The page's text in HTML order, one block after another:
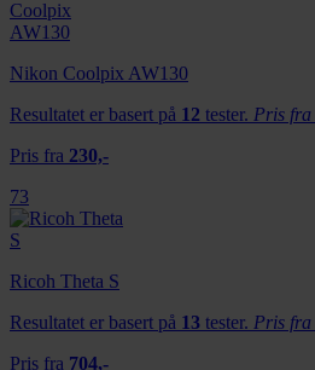
Nikon Coolpix AW130
Resultatet er basert på 12 tester. Pris fra
Pris fra 230,-
73
Ricoh Theta S
Resultatet er basert på 13 tester. Pris fra
Pris fra 704,-